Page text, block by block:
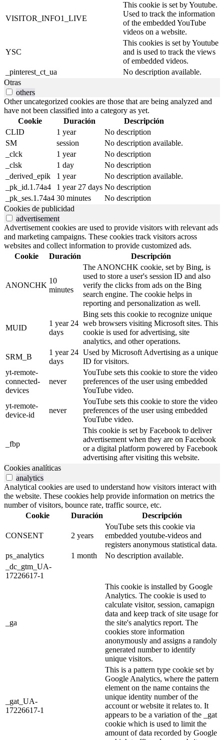
VISITOR_INFO1_LIVE
This cookie is set by Youtube.
Used to track the information
of the embedded YouTube
videos on a website.
YSC
This cookies is set by Youtube
and is used to track the views
of embedded videos.
_pinterest_ct_ua
No description available.
Otras
others
Other uncategorized cookies are those that are being analyzed and
have not been classified into a category as yet.
Cookie
Duración
Descripción
CLID
1 year
No description
SM
session
No description available.
_clck
1 year
No description
_clsk
1 day
No description
_derived_epik
1 year
No description available.
_pk_id.1.74a4
1 year 27 days No description
_pk_ses.1.74a4 30 minutes
No description
Cookies de publicidad
advertisement
Advertisement cookies are used to provide visitors with relevant ads
and marketing campaigns. These cookies track visitors across
websites and collect information to provide customized ads.
Cookie
Duración Descripción
ANONCHK
10
minutes
The ANONCHK cookie, set by Bing, is
used to store a user's session ID and also
verify the clicks from ads on the Bing
search engine. The cookie helps in
reporting and personalization as well.
MUID
1 year 24
days
Bing sets this cookie to recognize unique
web browsers visiting Microsoft sites. This
cookie is used for advertising, site
analytics, and other operations.
SRM_B
1 year 24
days
Used by Microsoft Advertising as a unique
ID for visitors.
yt-remote-
connected-
devices
never
YouTube sets this cookie to store the video
preferences of the user using embedded
YouTube video.
yt-remote-
device-id
never
YouTube sets this cookie to store the video
preferences of the user using embedded
YouTube video.
_fbp
This cookie is set by Facebook to deliver
advertisement when they are on Facebook
or a digital platform powered by Facebook
advertising after visiting this website.
Cookies analíticas
analytics
Analytical cookies are used to understand how visitors interact with
the website. These cookies help provide information on metrics the
number of visitors, bounce rate, traffic source, etc.
Cookie
Duración Descripción
CONSENT 2 years
YouTube sets this cookie via
embedded youtube-videos and
registers anonymous statistical data.
ps_analytics
1 month
No description available.
_dc_gtm_UA-
17226617-1
_ga
This cookie is installed by Google
Analytics. The cookie is used to
calculate visitor, session, camapign
data and keep track of site usage for
the site's analytics report. The
cookies store information
anonymously and assigns a randoly
generated number to identify
unique visitors.
_gat_UA-
17226617-1
This is a pattern type cookie set by
Google Analytics, where the pattern
element on the name contains the
unique identity number of the
account or website it relates to. It
appears to be a variation of the _gat
cookie which is used to limit the
amount of data recorded by Google